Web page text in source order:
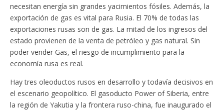
necesitan energía sin grandes yacimientos fósiles. Además, la
exportación de gas es vital para Rusia. El 70% de todas las
exportaciones rusas son de gas. La mitad de los ingresos del
estado provienen de la venta de petróleo y gas natural. Sin
poder vender Gas, el riesgo de incumplimiento para la
economía rusa es real.
Hay tres oleoductos rusos en desarrollo y todavía decisivos en
el escenario geopolítico. El gasoducto Power of Siberia, entre
la región de Yakutia y la frontera ruso-china, fue inaugurado el